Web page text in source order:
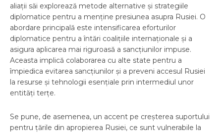
aliații săi explorează metode alternative și strategiile
diplomatice pentru a menține presiunea asupra Rusiei. O
abordare principală este intensificarea eforturilor
diplomatice pentru a întări coalițiile internaționale și a
asigura aplicarea mai riguroasă a sancțiunilor impuse.
Aceasta implică colaborarea cu alte state pentru a
împiedica evitarea sancțiunilor și a preveni accesul Rusiei
la resurse și tehnologii esențiale prin intermediul unor
entități terțe.
Se pune, de asemenea, un accent pe creșterea suportului
pentru țările din apropierea Rusiei, ce sunt vulnerabile la